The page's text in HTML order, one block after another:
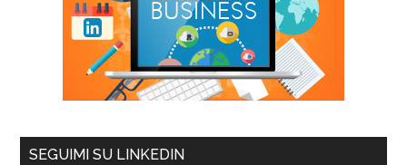
SEGUIMI SU LINKEDIN